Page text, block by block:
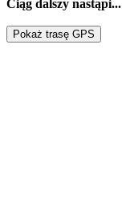
Ciąg dalszy nastąpi...
Pokaż trasę GPS